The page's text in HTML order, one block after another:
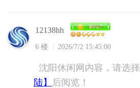
12138hh
6 楼 2026/7/2 15:45:00
沈阳休闲网内容，请选择
陆】
后阅览！